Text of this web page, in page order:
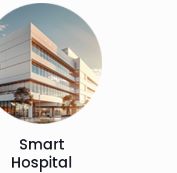
Smart
Hospital